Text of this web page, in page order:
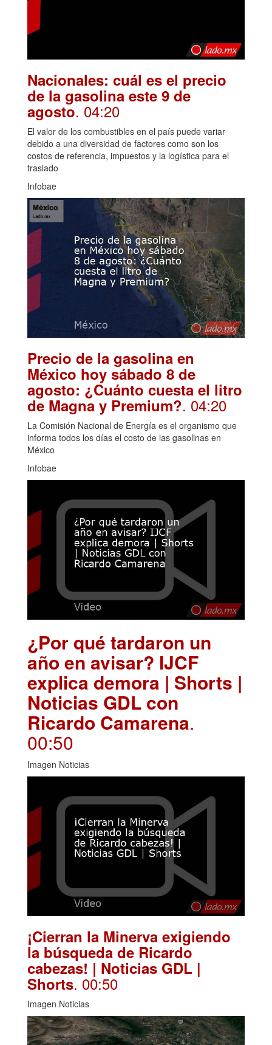
Nacionales: cuál es el precio
de la gasolina este 9 de
agosto. 04:20
El valor de los combustibles en el país puede variar
debido a una diversidad de factores como son los
costos de referencia, impuestos y la logística para el
traslado
Infobae
Precio de la gasolina en
México hoy sábado 8 de
agosto: ¿Cuánto cuesta el litro
de Magna y Premium?. 04:20
La Comisión Nacional de Energía es el organismo que
informa todos los días el costo de las gasolinas en
México
Infobae
¿Por qué tardaron un
año en avisar? IJCF
explica demora | Shorts |
Noticias GDL con
Ricardo Camarena.
00:50
Imagen Noticias
¡Cierran la Minerva exigiendo
la búsqueda de Ricardo
cabezas! | Noticias GDL |
Shorts. 00:50
Imagen Noticias